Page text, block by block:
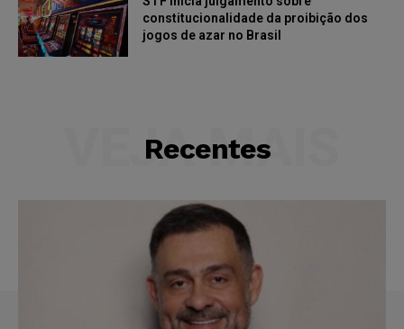
constitucionalidade da proibição dos
jogos de azar no Brasil
Recentes
VEJA MAIS